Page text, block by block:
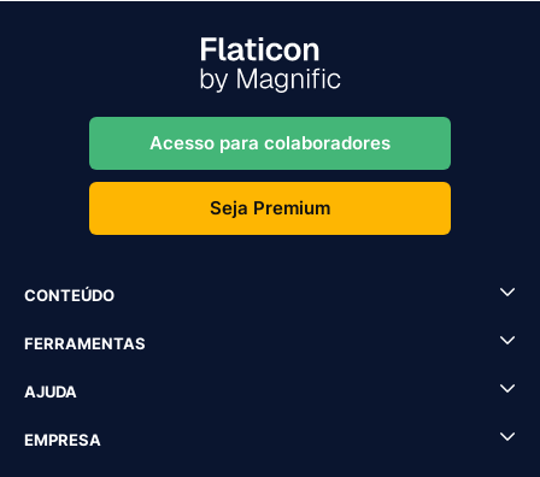
Acesso para colaboradores
Seja Premium
CONTEÚDO
FERRAMENTAS
AJUDA
EMPRESA